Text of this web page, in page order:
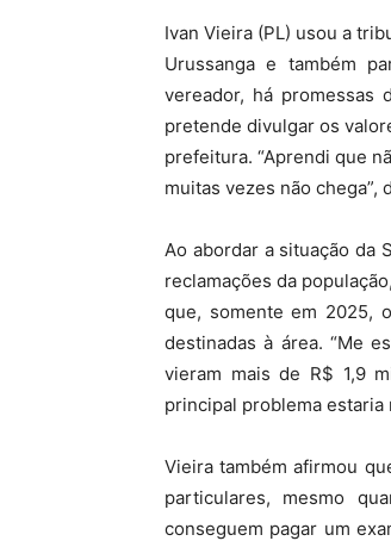
Ivan Vieira (PL) usou a
Urussanga e também
vereador, há promessas
pretende divulgar os
prefeitura. “Aprendi que
muitas vezes não chega”,
Ao abordar a situação da
reclamações da
que, somente em 2025,
destinadas à área. “Me
vieram mais de R$ 1,9
principal problema estaria
Vieira também afirmou
particulares, mesmo
conseguem pagar um